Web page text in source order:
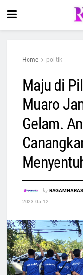
Home politik
Maju di
Muaro
Gelam.
by
2023-05-12